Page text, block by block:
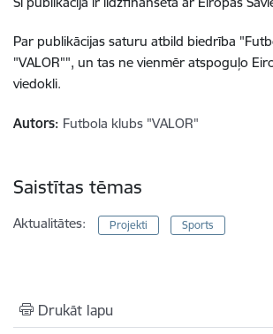
Par publikācijas saturu atbild biedrība
"VALOR"", un tas ne vienmēr atspoguļo
viedokli.
Autors: Futbola klubs "VALOR"
Saistītas tēmas
Aktualitātes: Projekti Sports
Drukāt lapu